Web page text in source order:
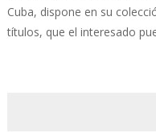
Cuba, dispone en su
títulos, que el interesado